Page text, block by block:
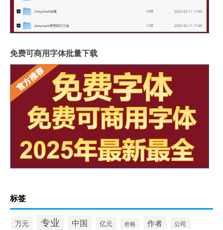
免费可商用字体批量下载
标签
万元 专业 中国 亿元 价格 作者 公司